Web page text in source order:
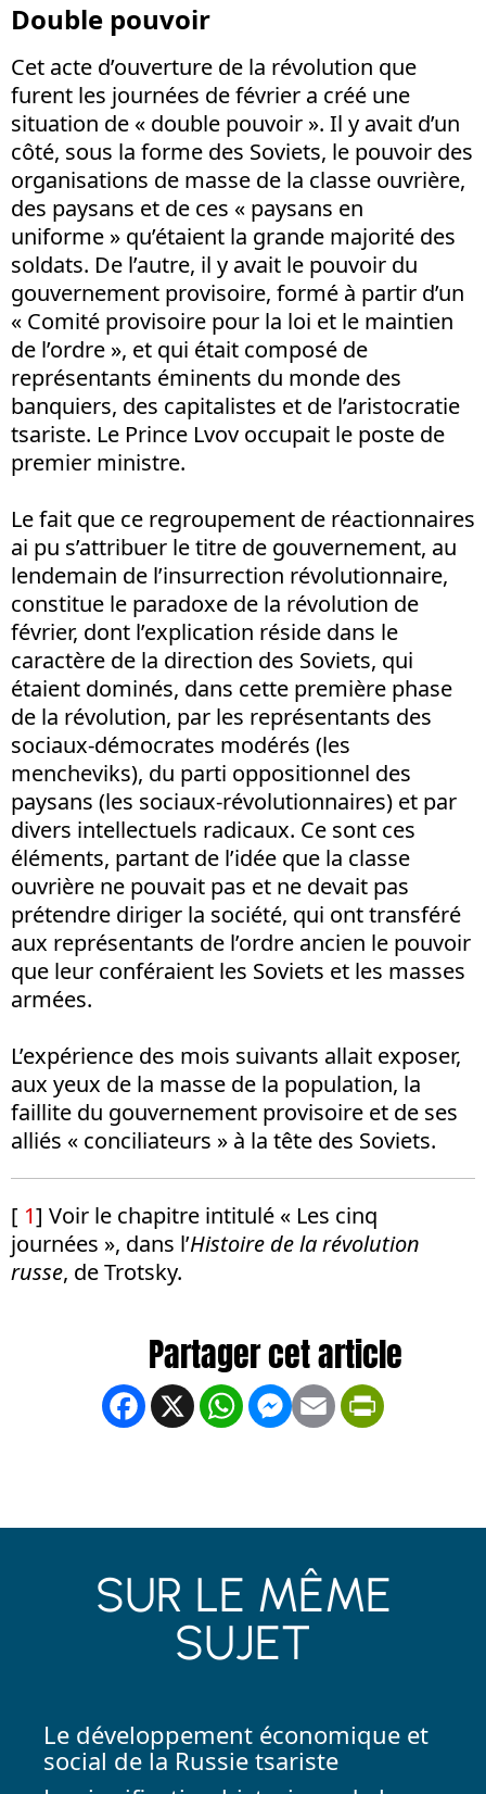
Double pouvoir
Cet acte d’ouverture de la révolution que
furent les journées de février a créé une
situation de « double pouvoir ». Il y avait d’un
côté, sous la forme des Soviets, le pouvoir des
organisations de masse de la classe ouvrière,
des paysans et de ces « paysans en
uniforme » qu’étaient la grande majorité des
soldats. De l’autre, il y avait le pouvoir du
gouvernement provisoire, formé à partir d’un
« Comité provisoire pour la loi et le maintien
de l’ordre », et qui était composé de
représentants éminents du monde des
banquiers, des capitalistes et de l’aristocratie
tsariste. Le Prince Lvov occupait le poste de
premier ministre.
Le fait que ce regroupement de réactionnaires
ai pu s’attribuer le titre de gouvernement, au
lendemain de l’insurrection révolutionnaire,
constitue le paradoxe de la révolution de
février, dont l’explication réside dans le
caractère de la direction des Soviets, qui
étaient dominés, dans cette première phase
de la révolution, par les représentants des
sociaux-démocrates modérés (les
mencheviks), du parti oppositionnel des
paysans (les sociaux-révolutionnaires) et par
divers intellectuels radicaux. Ce sont ces
éléments, partant de l’idée que la classe
ouvrière ne pouvait pas et ne devait pas
prétendre diriger la société, qui ont transféré
aux représentants de l’ordre ancien le pouvoir
que leur conféraient les Soviets et les masses
armées.
L’expérience des mois suivants allait exposer,
aux yeux de la masse de la population, la
faillite du gouvernement provisoire et de ses
alliés « conciliateurs » à la tête des Soviets.
[ 1] Voir le chapitre intitulé « Les cinq
journées », dans l’Histoire de la révolution
russe, de Trotsky.
Facebook
X WhatsApp
Messenger
Email
SUR LE MÊME
SUJET
Le développement économique et
social de la Russie tsariste